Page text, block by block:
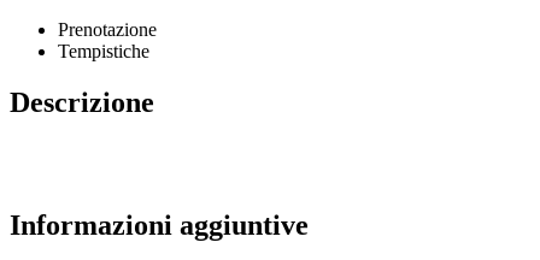
Prenotazione
Tempistiche
Descrizione
Informazioni aggiuntive